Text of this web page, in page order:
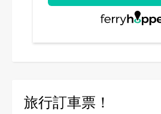
旅行訂車票！